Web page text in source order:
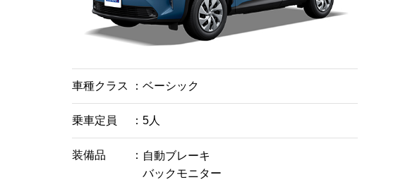
車種クラス ベーシック
乗車定員 5人
装備品
自動ブレーキ
バックモニター